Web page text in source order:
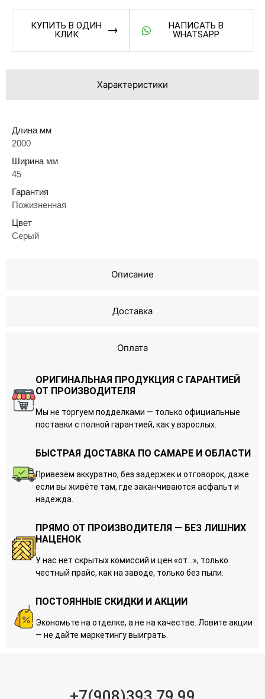
КУПИТЬ В ОДИН
КЛИК
НАПИСАТЬ В
WHATSAPP
Характеристики
Описание
Доставка
Оплата
Длина мм
2000
Ширина мм
45
Гарантия
Пожизненная
Цвет
Серый
ОРИГИНАЛЬНАЯ ПРОДУКЦИЯ С ГАРАНТИЕЙ
ОТ ПРОИЗВОДИТЕЛЯ
Мы не торгуем подделками — только официальные
поставки с полной гарантией, как у взрослых.
БЫСТРАЯ ДОСТАВКА ПО САМАРЕ И ОБЛАСТИ
Привезём аккуратно, без задержек и отговорок, даже
если вы живёте там, где заканчиваются асфальт и
надежда.
ПРЯМО ОТ ПРОИЗВОДИТЕЛЯ — БЕЗ ЛИШНИХ
НАЦЕНОК
У нас нет скрытых комиссий и цен «от…», только
честный прайс, как на заводе, только без пыли.
ПОСТОЯННЫЕ СКИДКИ И АКЦИИ
Экономьте на отделке, а не на качестве. Ловите акции
— не дайте маркетингу выиграть.